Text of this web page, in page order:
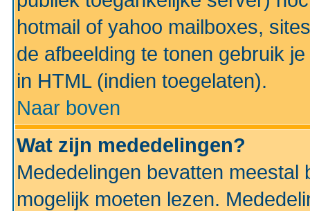
hotmail of yahoo mailboxes,
de afbeelding te tonen gebruik
in HTML (indien toegelaten).
Naar boven
Wat zijn mededelingen?
Mededelingen bevatten
mogelijk moeten lezen.